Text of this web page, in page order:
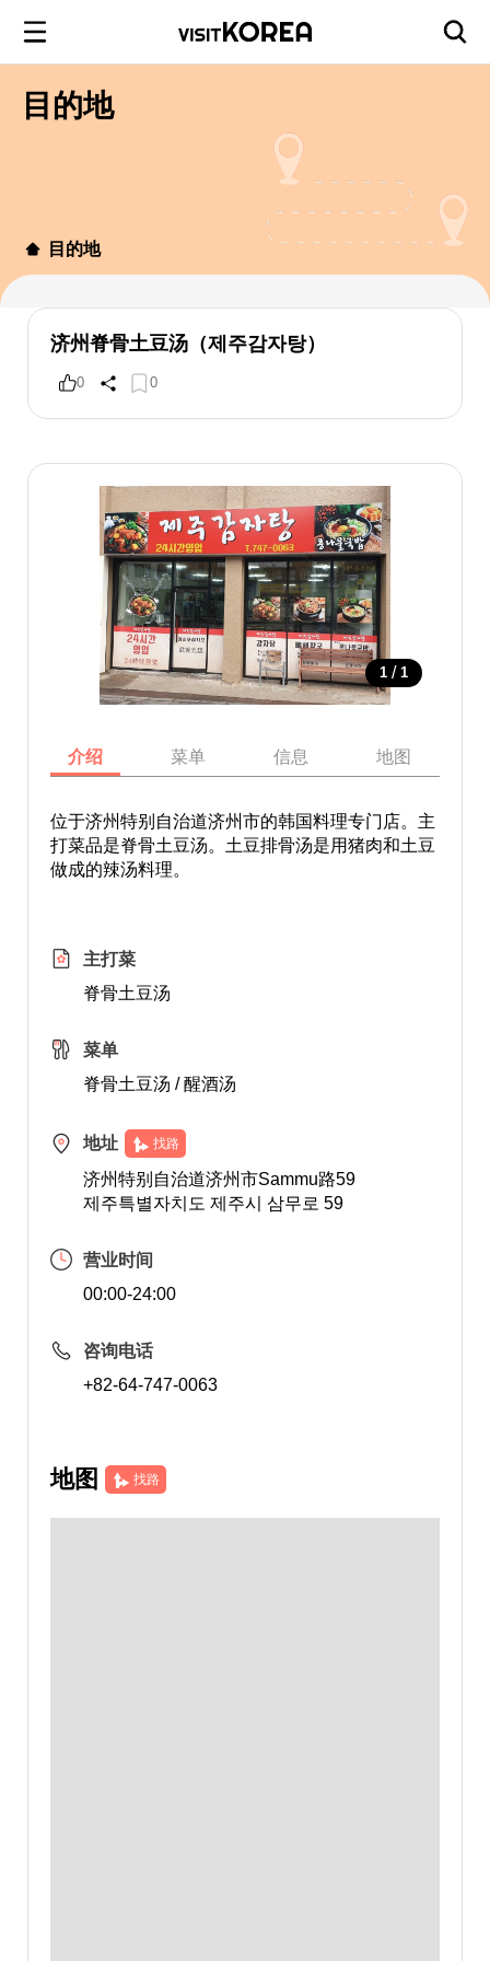
目的地
目的地
济州脊骨土豆汤（제주감자탕）
0 0
1 / 1
介绍 菜单 信息 地图
位于济州特别自治道济州市的韩国料理专门店。主
打菜品是脊骨土豆汤。土豆排骨汤是用猪肉和土豆
做成的辣汤料理。
主打菜
脊骨土豆汤
菜单
脊骨土豆汤 / 醒酒汤
地址 找路
济州特别自治道济州市Sammu路59
제주특별자치도 제주시 삼무로 59
营业时间
00:00-24:00
咨询电话
+82-64-747-0063
地图 找路